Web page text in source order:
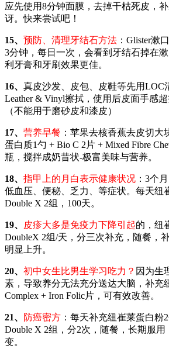
应先使用8分钟面膜，去掉干枯死皮，
讶。快来尝试吧！
15、 预防、清理牙结石方法 ：Glister漱
3分钟，每日一次，会看到牙结石掉在
利牙膏和牙刷效果更佳。
16、 真皮沙发、皮包、皮鞋等先用LOC
Leather & Vinyl擦拭，使用后皮面手感
（不能用于磨砂皮和漆皮）
17、 营养早餐 ：苹果去核香蕉去皮切大
蛋白质1勺 + Bio C 2片 + Mixed Fibre
瓶，搅拌成奶昔状-极富美味与营养。
18、 指甲上的月白表示健康状况 ：3个
低血压、便秘、乏力、等症状。每天纽
Double X 2组，100天。
19、 皮疹大多是免疫力下降引起的，纽
DoubleX 2组/天，分三次补充，随餐，
明显上升。
20、 初中女生比男生学习吃力？ 因为生
素，导致养分无法充分送达大脑，补充
Complex + Iron Folic片，可有效改善。
21、 防癌密方 ：每天补充纽崔莱蛋白粉
Double X 2组，分2次，随餐，长期服
变。